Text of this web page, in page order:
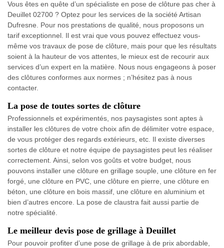
Vous êtes en quête d’un spécialiste en pose de clôture pas cher à
Deuillet 02700 ? Optez pour les services de la société Artisan
Dufresne. Pour nos prestations de qualité, nous proposons un
tarif exceptionnel. Il est vrai que vous pouvez effectuez vous-
même vos travaux de pose de clôture, mais pour que les résultats
soient à la hauteur de vos attentes, le mieux est de recourir aux
services d’un expert en la matière. Nous nous engageons à poser
des clôtures conformes aux normes ; n’hésitez pas à nous
contacter.
La pose de toutes sortes de clôture
Professionnels et expérimentés, nos paysagistes sont aptes à
installer les clôtures de votre choix afin de délimiter votre espace,
de vous protéger des regards extérieurs, etc. Il existe diverses
sortes de clôture et notre équipe de paysagistes peut les réaliser
correctement. Ainsi, selon vos goûts et votre budget, nous
pouvons installer une clôture en grillage souple, une clôture en fer
forgé, une clôture en PVC, une clôture en pierre, une clôture en
béton, une clôture en bois massif, une clôture en aluminium et
bien d’autres encore. La pose de claustra fait aussi partie de
notre spécialité.
Le meilleur devis pose de grillage à Deuillet
Pour pouvoir profiter d’une pose de grillage à de prix abordable,